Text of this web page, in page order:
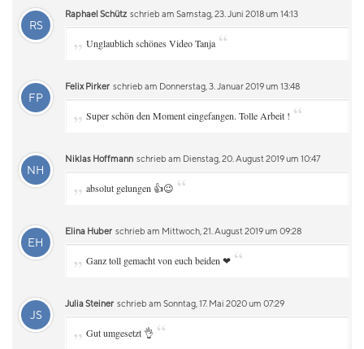
RS
Raphael Schütz schrieb am Samstag, 23. Juni 2018 um 14:13
„ Unglaublich schönes Video Tanja “
FP
Felix Pirker schrieb am Donnerstag, 3. Januar 2019 um 13:48
„ Super schön den Moment eingefangen. Tolle Arbeit ! “
NH
Niklas Hoffmann schrieb am Dienstag, 20. August 2019 um 10:47
„ absolut gelungen 👍😉 “
EH
Elina Huber schrieb am Mittwoch, 21. August 2019 um 09:28
„ Ganz toll gemacht von euch beiden ❤ “
JS
Julia Steiner schrieb am Sonntag, 17. Mai 2020 um 07:29
„ Gut umgesetzt 👌 “